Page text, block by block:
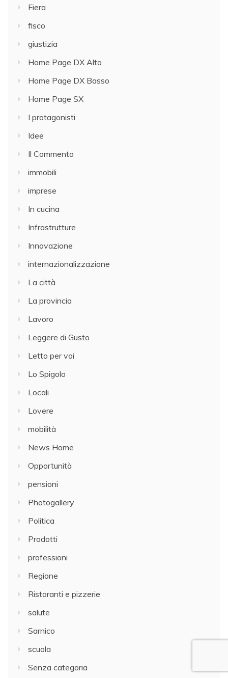
Fiera
fisco
giustizia
Home Page DX Alto
Home Page DX Basso
Home Page SX
I protagonisti
Idee
Il Commento
immobili
imprese
In cucina
Infrastrutture
Innovazione
internazionalizzazione
La città
La provincia
Lavoro
Leggere di Gusto
Letto per voi
Lo Spigolo
Locali
Lovere
mobilità
News Home
Opportunità
pensioni
Photogallery
Politica
Prodotti
professioni
Regione
Ristoranti e pizzerie
salute
Sarnico
scuola
Senza categoria